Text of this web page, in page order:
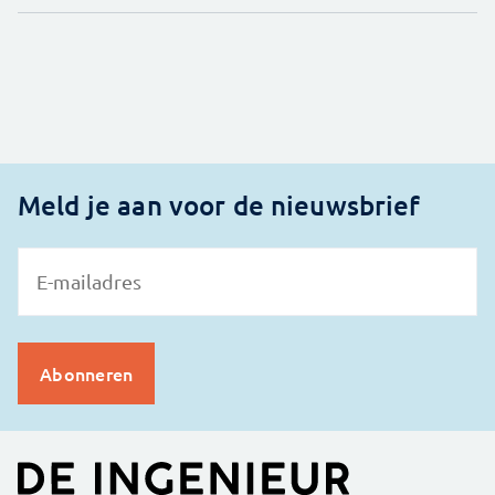
Meld je aan voor de nieuwsbrief